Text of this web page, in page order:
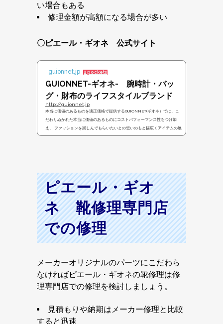
い場合もある
修理金額が高額になる場合が多い
〇ピエール・ギオネ 公式サイト
guionnet.jp 2 pockets
GUIONNET-ギオネ- 腕時計・バッ
グ・財布のライフスタイルブランド
http://guionnet.jp
本当に価値のあるものを適正価格で提供するGUIONNET(ギオネ）では、こ
だわりぬかれた本当に価値のあるものにコストパフォーマンス性をつけ加
え、 ファッションを楽しんでもらいたいとの想いのもと幅広くアイテムの展
開をしています。
ピエール・ギオ
ネ 靴修理専門店
での修理
メーカーオリジナルのパーツにこだわら
なければピエール・ギオネの靴修理は修
理専門店での修理を検討しましょう。
見積もりや納期はメーカー修理と比較
すると迅速